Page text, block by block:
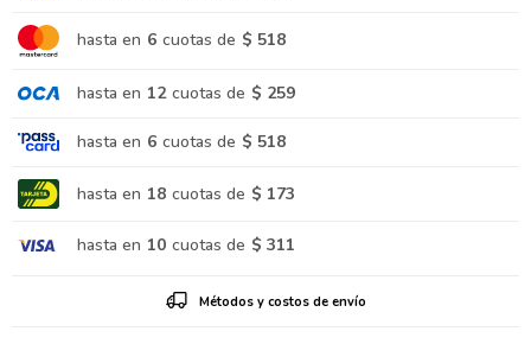
hasta en 6 cuotas de $ 518
hasta en 12 cuotas de $ 259
hasta en 6 cuotas de $ 518
hasta en 18 cuotas de $ 173
hasta en 10 cuotas de $ 311
Métodos y costos de envío